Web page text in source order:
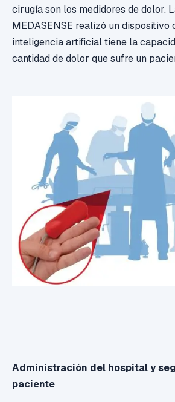
cirugía son los medidores de dolor.
MEDASENSE realizó un dispositivo
inteligencia artificial tiene la
cantidad de dolor que sufre un
Administración del hospital y
paciente